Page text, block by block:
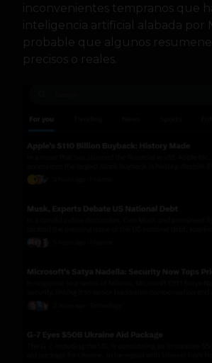
inconvenientes tempranos que
inteligencia artificial alabada por
probable que algunos
precisos o reales.